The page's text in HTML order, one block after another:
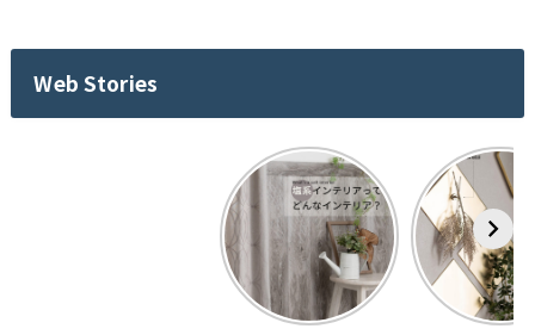
Web Stories